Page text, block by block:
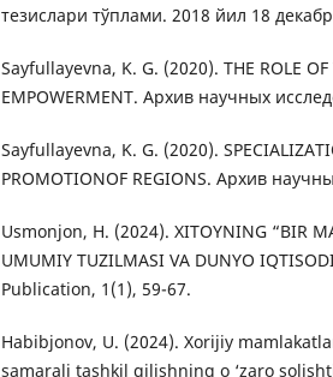
тезислари тўплами. 2018 йил 18
Sayfullayevna, K. G. (2020). THE ROLE OF
EMPOWERMENT. Архив научных
Sayfullayevna, K. G. (2020).
PROMOTIONOF REGIONS. Архив
Usmonjon, H. (2024). XITOYNING “BIR
UMUMIY TUZILMASI VA DUNYO
Publication, 1(1), 59-67.
Habibjonov, U. (2024). Xorijiy
samarali tashkil qilishning o ‘zaro